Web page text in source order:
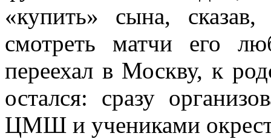
«купить» сына,
смотреть матчи его
переехал в Москву, к
остался: сразу
ЦМШ и учениками